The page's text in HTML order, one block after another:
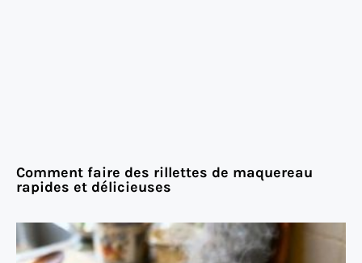
Comment faire des rillettes de maquereau
rapides et délicieuses